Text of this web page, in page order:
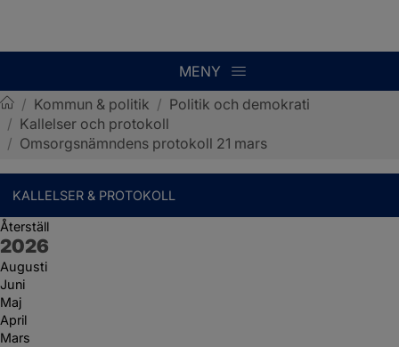
MENY
Sotenäs kommun
/ Kommun & politik / Politik och demokrati
/ Kallelser och protokoll
/ Omsorgsnämndens protokoll 21 mars
KALLELSER & PROTOKOLL
Återställ
År:
2026
Augusti
Juni
Maj
April
Mars